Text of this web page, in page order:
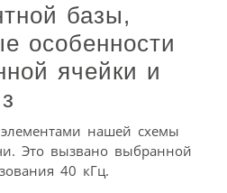
базы,
особенности
ячейки и
нашей схемы
Это вызвано выбранной
40 кГц.